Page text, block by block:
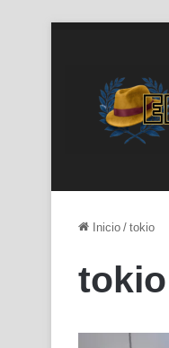
Inicio / tokio
tokio